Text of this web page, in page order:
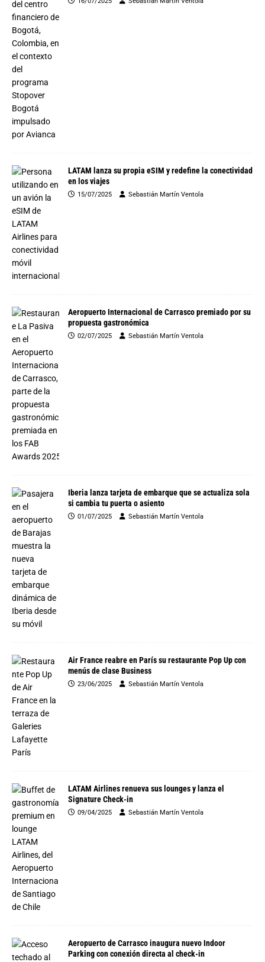
LATAM lanza su propia eSIM y redefine la conectividad
en los viajes
15/07/2025 Sebastián Martín Ventola
Aeropuerto Internacional de Carrasco premiado por su
propuesta gastronómica
02/07/2025 Sebastián Martín Ventola
Iberia lanza tarjeta de embarque que se actualiza sola
si cambia tu puerta o asiento
01/07/2025 Sebastián Martín Ventola
Air France reabre en París su restaurante Pop Up con
menús de clase Business
23/06/2025 Sebastián Martín Ventola
LATAM Airlines renueva sus lounges y lanza el
Signature Check-in
09/04/2025 Sebastián Martín Ventola
Aeropuerto de Carrasco inaugura nuevo Indoor
Parking con conexión directa al check-in